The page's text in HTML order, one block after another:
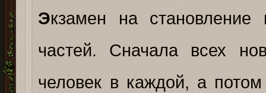
Экзамен на становление
частей. Сначала всех
человек в каждой, а